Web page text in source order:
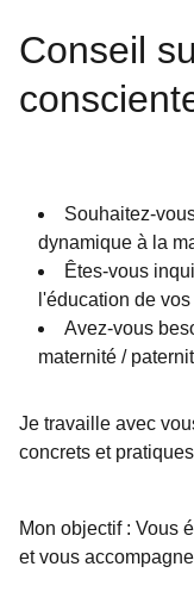
Conseil
Souhaitez-
dynamique à la
Êtes-vous
l'éducation de
Avez-vous
maternité /
Je travaille avec
concrets et
Mon objectif : Vous
et vous